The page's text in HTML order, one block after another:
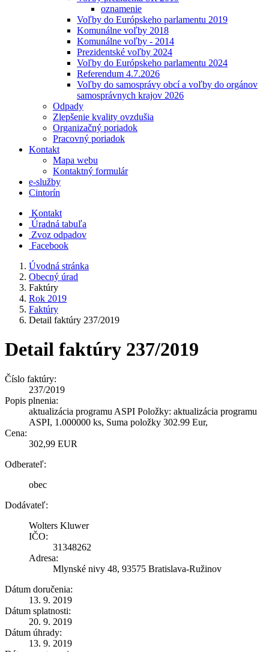
oznamenie
Voľby do Európskeho parlamentu 2019
Komunálne voľby 2018
Komunálne voľby - 2014
Prezidentské voľby 2024
Voľby do Európskeho parlamentu 2024
Referendum 4.7.2026
Voľby do samosprávy obcí a voľby do orgánov
samosprávnych krajov 2026
Odpady
Zlepšenie kvality ovzdušia
Organizačný poriadok
Pracovný poriadok
Kontakt
Mapa webu
Kontaktný formulár
e-služby
Cintorín
Kontakt
Úradná tabuľa
Zvoz odpadov
Facebook
Úvodná stránka
Obecný úrad
Faktúry
Rok 2019
Faktúry
Detail faktúry 237/2019
Detail faktúry 237/2019
Číslo faktúry:
237/2019
Popis plnenia:
aktualizácia programu ASPI Položky: aktualizácia programu
ASPI, 1.000000 ks, Suma položky 302.99 Eur,
Cena:
302,99 EUR
Odberateľ:
obec
Dodávateľ:
Wolters Kluwer
IČO:
31348262
Adresa:
Mlynské nivy 48, 93575 Bratislava-Ružinov
Dátum doručenia:
13. 9. 2019
Dátum splatnosti:
20. 9. 2019
Dátum úhrady:
13. 9. 2019